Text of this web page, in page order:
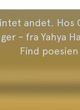
andet. Hos
– fra Yahya
Find